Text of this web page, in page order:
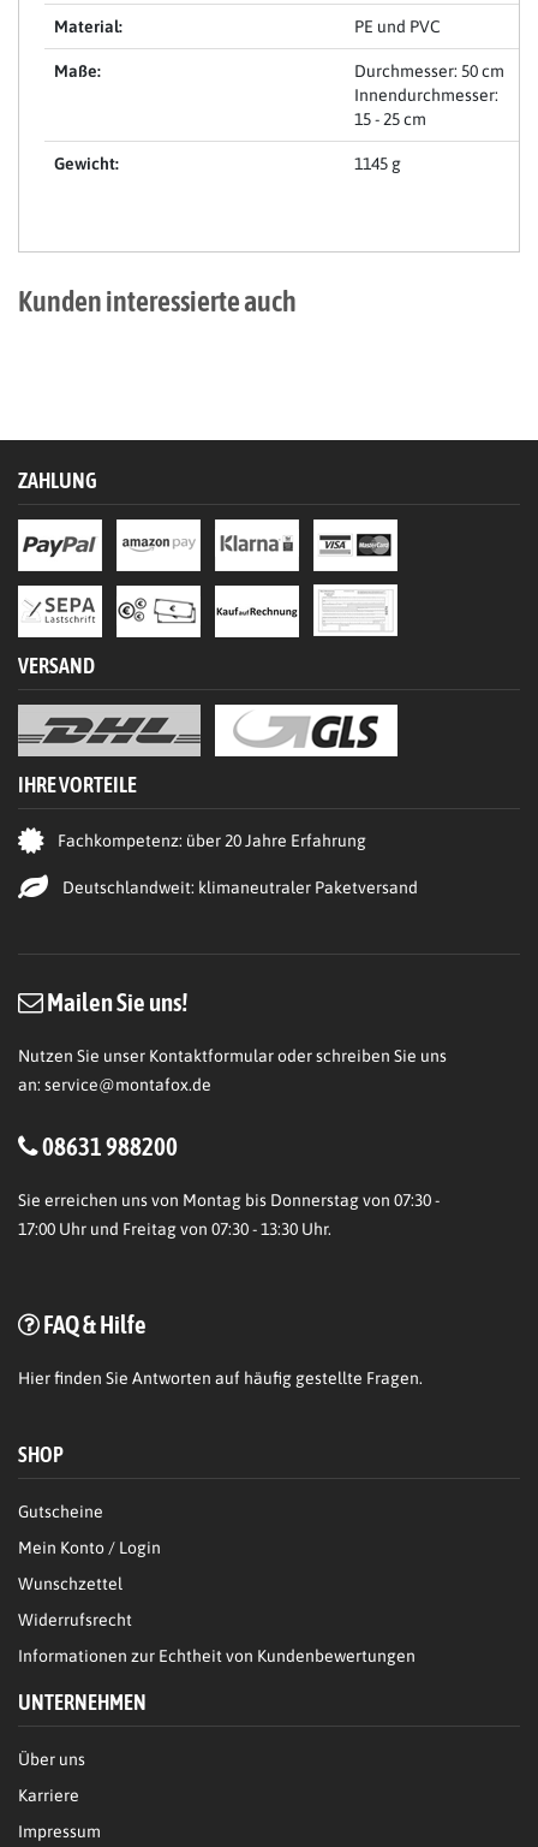
Material: PE und PVC
Maße:
Durchmesser: 50 cm
Innendurchmesser:
15 - 25 cm
Gewicht: 1145 g
Kunden interessierte auch
ZAHLUNG
VERSAND
IHRE VORTEILE
Fachkompetenz: über 20 Jahre Erfahrung
Deutschlandweit: klimaneutraler Paketversand
Mailen Sie uns!
Nutzen Sie unser Kontaktformular oder schreiben Sie uns
an: service@montafox.de
08631 988200
Sie erreichen uns von Montag bis Donnerstag von 07:30 -
17:00 Uhr und Freitag von 07:30 - 13:30 Uhr.
FAQ & Hilfe
Hierfinden Sie Antworten auf häufig gestellte Fragen.
SHOP
Gutscheine
Mein Konto / Login
Wunschzettel
Widerrufsrecht
Informationen zur Echtheit von Kundenbewertungen
UNTERNEHMEN
Über uns
Karriere
Impressum